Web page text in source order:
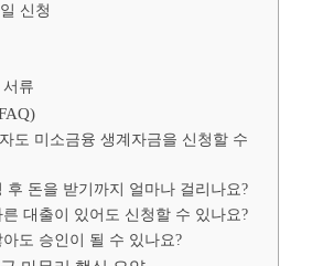
신청
류
도 미소금융 생계자금을 신청할 수
후 돈을 받기까지 얼마나 걸리나요?
대출이 있어도 신청할 수 있나요?
도 승인이 될 수 있나요?